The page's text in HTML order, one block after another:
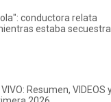
conductora relata
estaba
Resumen, VIDEOS